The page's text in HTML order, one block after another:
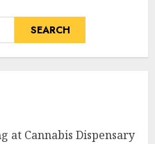
SEARCH
at Cannabis Dispensary